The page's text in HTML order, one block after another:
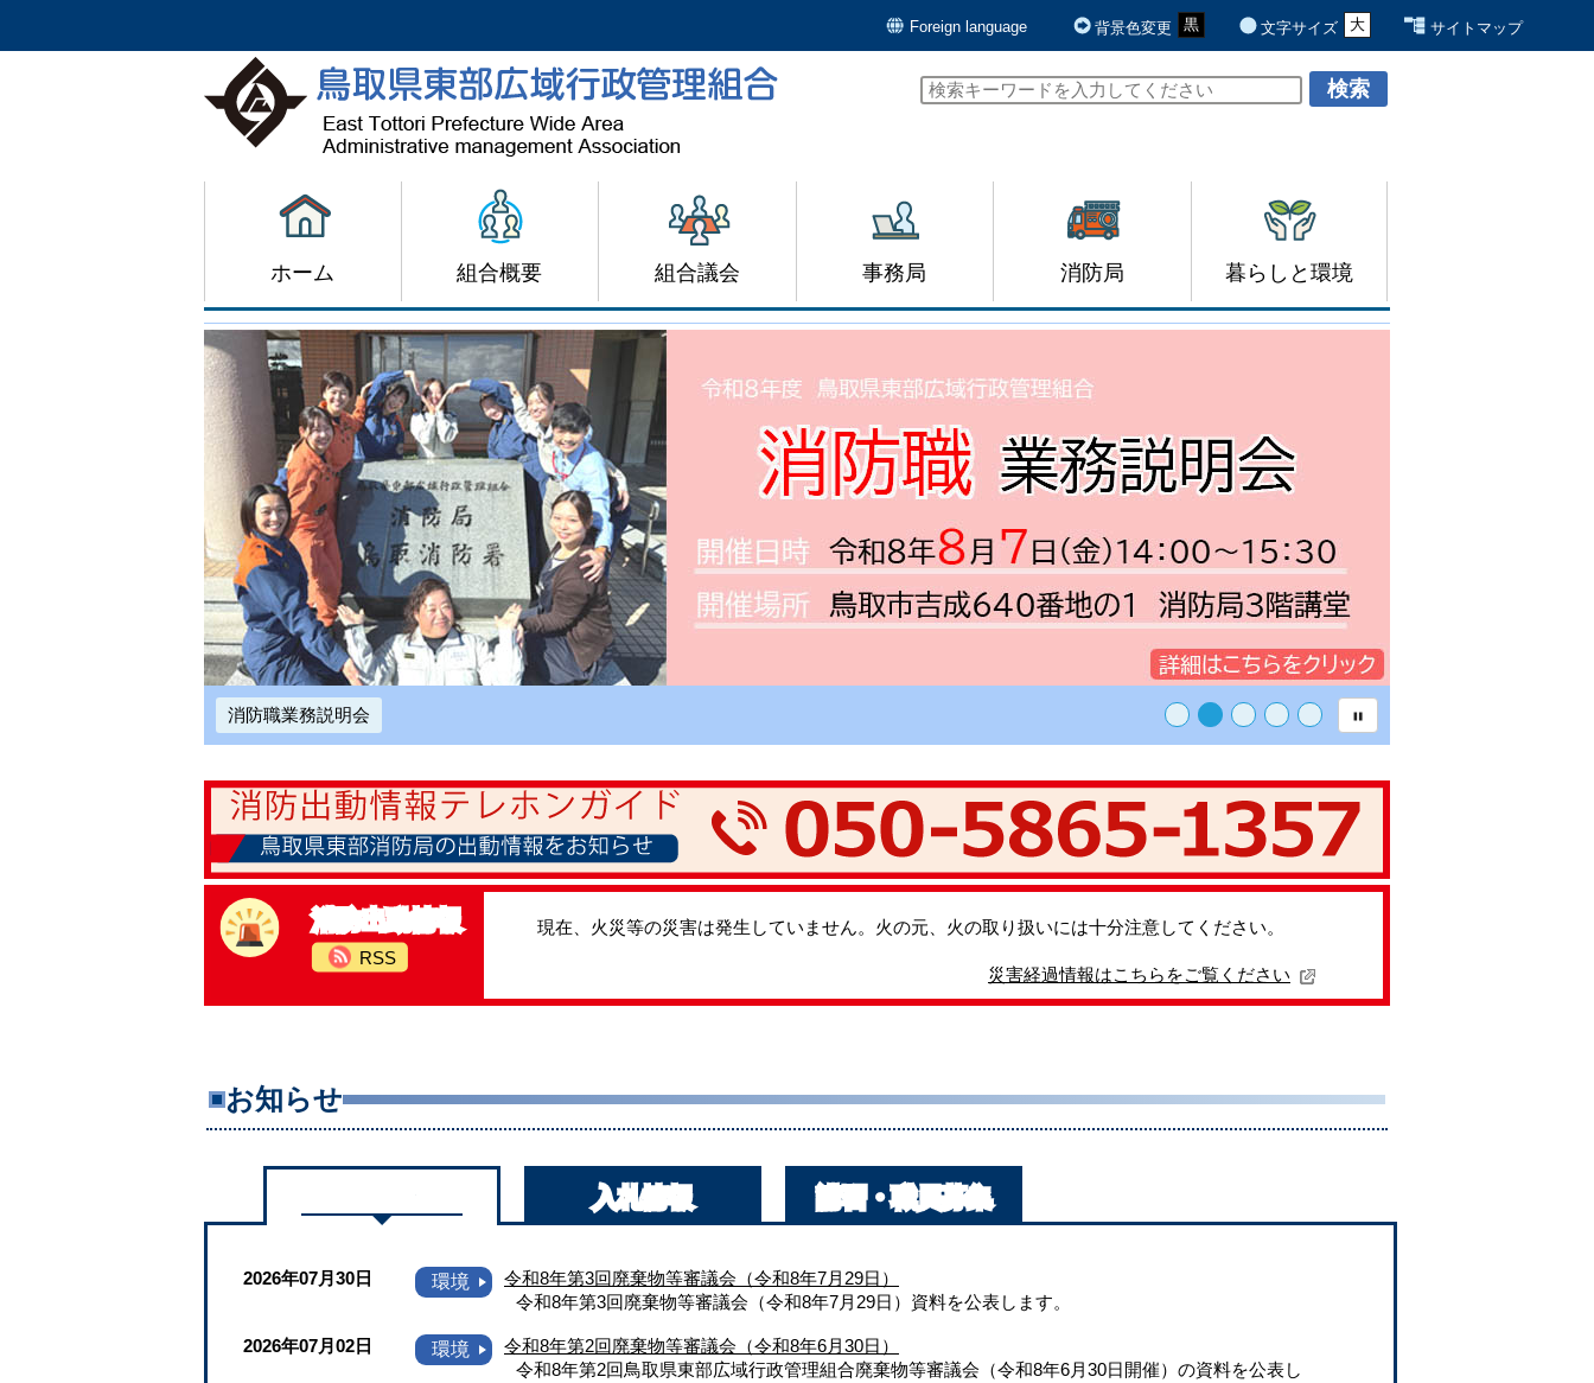
Foreign language 背景色変更 黒
青
白 文字サイズ 大
元 サイトマップ
ホーム 組合概要 組合議会 事務局 消防局 暮らしと環境
消防職業務説明会
消防出動情報
RSS
現在、火災等の災害は発生していません。火の元、火の取り扱いには十分注意してください。
災害経過情報はこちらをご覧ください
お知らせ
入札情報 講習・職員募集
2026年07月30日
令和8年第3回廃棄物等審議会（令和8年7月29日）
令和8年第3回廃棄物等審議会（令和8年7月29日）資料を公表します。
2026年07月02日
令和8年第2回廃棄物等審議会（令和8年6月30日）
令和8年第2回鳥取県東部広域行政管理組合廃棄物等審議会（令和8年6月30日開催）の資料を公表し